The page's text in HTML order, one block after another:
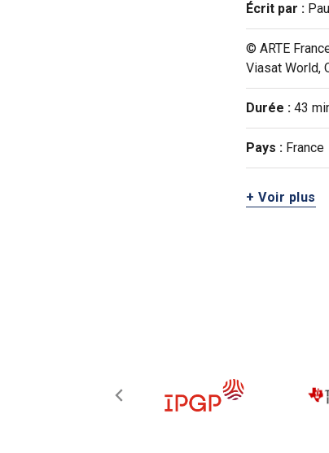
Écrit par :
© ARTE
Viasat World,
Durée : 43
Pays : France
+ Voir plus